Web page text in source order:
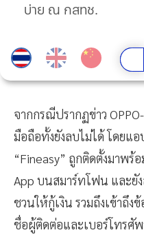
บ่าย ณ กสทช.
จากกรณีปรากฏข่าว
มือถือทั้งยังลบไม่ได้ โดยแ
“Fineasy” ถูกติดตั้งมาพร้
App บนสมาร์ทโฟน และยั
ชวนให้กู้เงิน รวมถึงเข้าถึง
ชื่อผู้ติดต่อและเบอร์โทรศั